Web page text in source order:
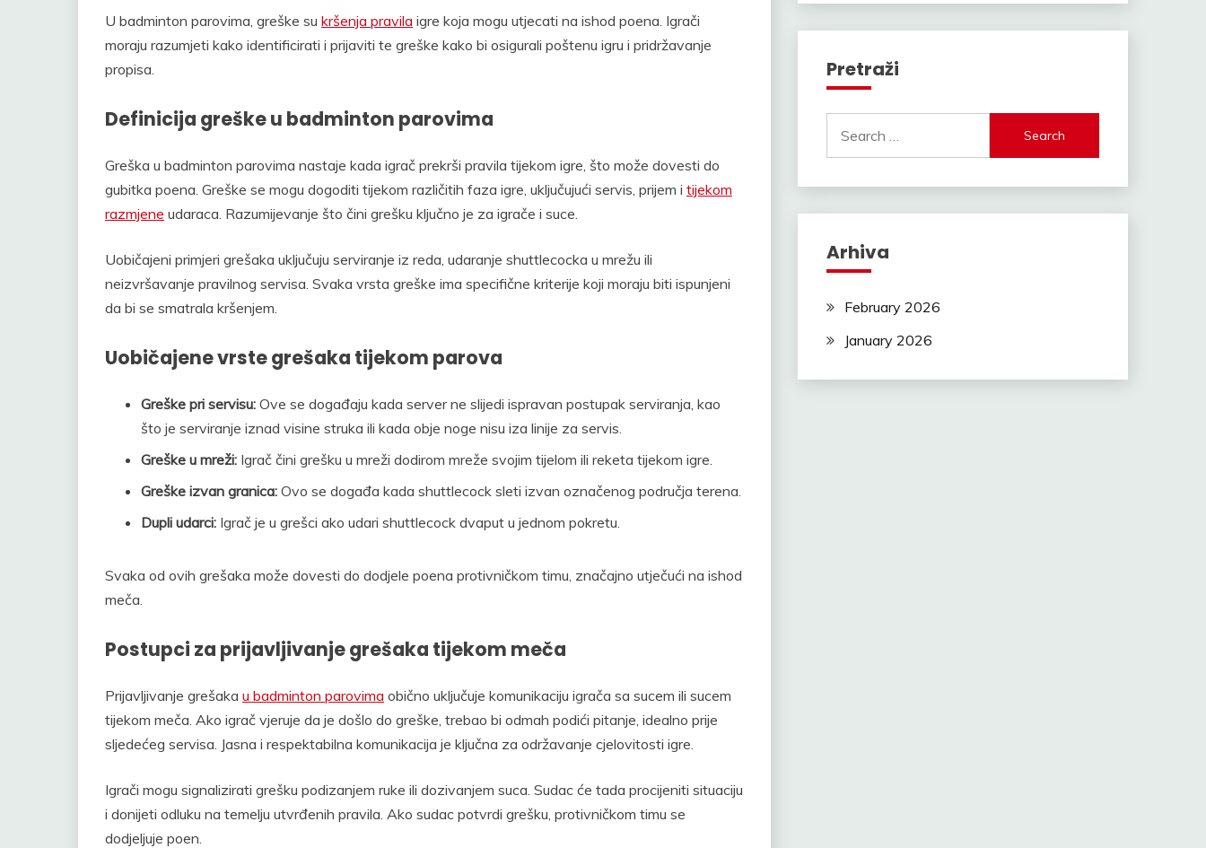
U badminton parovima, greške su kršenja pravila igre koja mogu utjecati na ishod poena. Igrači
moraju razumjeti kako identificirati i prijaviti te greške kako bi osigurali poštenu igru i pridržavanje
propisa.
Definicija greške u badminton parovima
Greška u badminton parovima nastaje kada igrač prekrši pravila tijekom igre, što može dovesti do
gubitka poena. Greške se mogu dogoditi tijekom različitih faza igre, uključujući servis, prijem i tijekom
razmjene udaraca. Razumijevanje što čini grešku ključno je za igrače i suce.
Uobičajeni primjeri grešaka uključuju serviranje iz reda, udaranje shuttlecocka u mrežu ili
neizvršavanje pravilnog servisa. Svaka vrsta greške ima specifične kriterije koji moraju biti ispunjeni
da bi se smatrala kršenjem.
Uobičajene vrste grešaka tijekom parova
Greške pri servisu: Ove se događaju kada server ne slijedi ispravan postupak serviranja, kao
što je serviranje iznad visine struka ili kada obje noge nisu iza linije za servis.
Greške u mreži: Igrač čini grešku u mreži dodirom mreže svojim tijelom ili reketa tijekom igre.
Greške izvan granica: Ovo se događa kada shuttlecock sleti izvan označenog područja terena.
Dupli udarci: Igrač je u grešci ako udari shuttlecock dvaput u jednom pokretu.
Svaka od ovih grešaka može dovesti do dodjele poena protivničkom timu, značajno utječući na ishod
meča.
Postupci za prijavljivanje grešaka tijekom meča
Prijavljivanje grešaka u badminton parovima obično uključuje komunikaciju igrača sa sucem ili sucem
tijekom meča. Ako igrač vjeruje da je došlo do greške, trebao bi odmah podići pitanje, idealno prije
sljedećeg servisa. Jasna i respektabilna komunikacija je ključna za održavanje cjelovitosti igre.
Igrači mogu signalizirati grešku podizanjem ruke ili dozivanjem suca. Sudac će tada procijeniti situaciju
i donijeti odluku na temelju utvrđenih pravila. Ako sudac potvrdi grešku, protivničkom timu se
dodjeljuje poen.
Pretraži
for:
Arhiva
February 2026
January 2026